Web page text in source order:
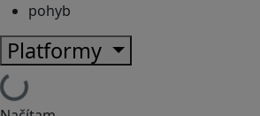
pohyb
Platformy